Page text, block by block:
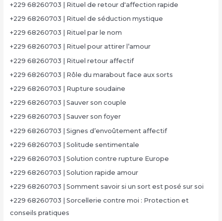
+229 68260703 | Rituel de retour d'affection rapide
+229 68260703 | Rituel de séduction mystique
+229 68260703 | Rituel par le nom
+229 68260703 | Rituel pour attirer l’amour
+229 68260703 | Rituel retour affectif
+229 68260703 | Rôle du marabout face aux sorts
+229 68260703 | Rupture soudaine
+229 68260703 | Sauver son couple
+229 68260703 | Sauver son foyer
+229 68260703 | Signes d’envoûtement affectif
+229 68260703 | Solitude sentimentale
+229 68260703 | Solution contre rupture Europe
+229 68260703 | Solution rapide amour
+229 68260703 | Somment savoir si un sort est posé sur soi
+229 68260703 | Sorcellerie contre moi : Protection et
conseils pratiques